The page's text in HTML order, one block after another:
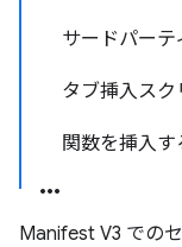
サードパー
タブ挿入ス
関数を挿入す
Manifest V3 での